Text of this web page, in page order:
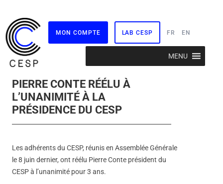
MON COMPTE LAB CESP FR EN
MENU
PIERRE CONTE RÉÉLU À
L’UNANIMITÉ À LA
PRÉSIDENCE DU CESP
Les adhérents du CESP, réunis en Assemblée Générale
le 8 juin dernier, ont réélu Pierre Conte président du
CESP à l’unanimité pour 3 ans.